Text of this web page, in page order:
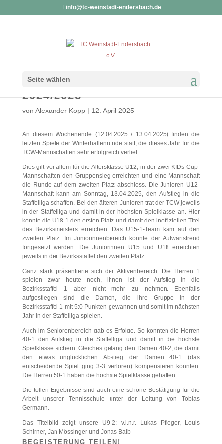
info@tc-weinstadt-endersbach.de
Seite wählen
ABSCHLUSS DER
WINTERHALLENRUNDE
2024/2025
von Alexander Kopp| 12. April 2025
An diesem Wochenende (12.04.2025 / 13.04.2025) finden die
letzten Spiele der Winterhallenrunde statt, die dieses Jahr für die
TCW-Mannschaften sehr erfolgreich verlief.
Dies gilt vor allem für die Altersklasse U12, in der zwei KIDs-Cup-
Mannschaften den Gruppensieg erreichten und eine Mannschaft
die Runde auf dem zweiten Platz abschloss. Die Junioren U12-
Mannschaft kann am Sonntag, 13.04.2025, den Aufstieg in die
Staffelliga schaffen. Bei den älteren Junioren trat der TCW jeweils
in der Staffelliga und damit in der höchsten Spielklasse an. Hier
konnte die U18-1 den ersten Platz und damit den inoffiziellen Titel
des Bezirksmeisters erreichen. Das U15-1-Team kam auf den
zweiten Platz. Im Juniorinnenbereich konnte der Aufwärtstrend
fortgesetzt werden: Die Juniorinnen U15 und U18 erreichten
jeweils in der Bezirksstaffel den zweiten Platz.
Ganz stark präsentierte sich der Aktivenbereich. Die Herren 1
spielen zwar heute noch, ihnen ist der Aufstieg in die
Bezirksstaffel 1 aber nicht mehr zu nehmen. Ebenfalls
aufgestiegen sind die Damen, die ihre Gruppe in der
Bezirksstaffel 1 mit 5:0 Punkten gewannen und somit im nächsten
Jahr in der Staffelliga spielen.
Auch im Seniorenbereich gab es Erfolge. So konnten die Herren
40-1 den Aufstieg in die Staffelliga und damit in die höchste
Spielklasse sichern. Gleiches gelang den Damen 40-2, die damit
den etwas unglücklichen Abstieg der Damen 40-1 (das
entscheidende Spiel ging 3-3 verloren) kompensieren konnten.
Die Herren 50-1 haben die höchste Spielklasse gehalten.
Die tollen Ergebnisse sind auch eine schöne Bestätigung für die
Arbeit unserer Tennisschule unter der Leitung von Tobias
Germann.
Das Titelbild zeigt unsere U9-2: v.l.n.r. Lukas Pfleger, Louis
Schirner, Jan Mössinger und Jonas Balb
BEGEISTERUNG TEILEN!